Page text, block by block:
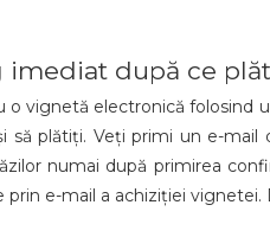
imediat după ce
o vignetă electronică folosind
să plătiți. Veți primi un e-
numai după primirea
prin e-mail a achiziției